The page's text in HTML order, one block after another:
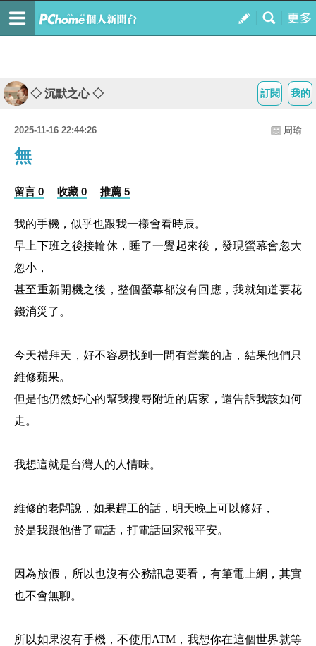
我的
訂閱
◇ 沉默之心 ◇
2025-11-16 22:44:26 周瑜
無
留言 0 收藏 0 推薦 5
我的手機，似乎也跟我一樣會看時辰。
早上下班之後接輪休，睡了一覺起來後，發現螢幕會忽大
忽小，
甚至重新開機之後，整個螢幕都沒有回應，我就知道要花
錢消災了。
今天禮拜天，好不容易找到一間有營業的店，結果他們只
維修蘋果。
但是他仍然好心的幫我搜尋附近的店家，還告訴我該如何
走。
我想這就是台灣人的人情味。
維修的老闆說，如果趕工的話，明天晚上可以修好，
於是我跟他借了電話，打電話回家報平安。
因為放假，所以也沒有公務訊息要看，有筆電上網，其實
也不會無聊。
所以如果沒有手機，不使用 ATM ，我想你在這個世界就等